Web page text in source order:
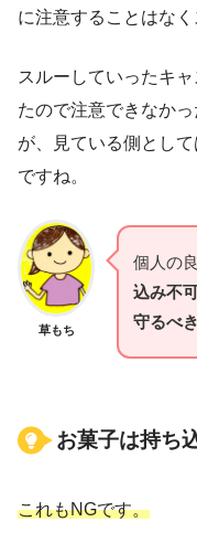
に注意することはなく
スルーしていったキ
たので注意できなか
が、見ている側とし
ですね。
草もち
個人の
込み不
守るべ
お菓子は持ち
これもNGです。